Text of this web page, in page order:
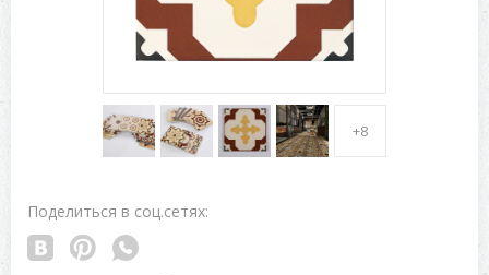
+8
Поделиться в соц.сетях: